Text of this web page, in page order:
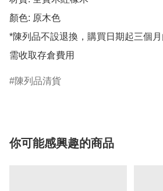
顏色: 原木色
*陳列品不設退換，購買日期起三個月
需收取存倉費用
陳列品清貨
你可能感興趣的商品